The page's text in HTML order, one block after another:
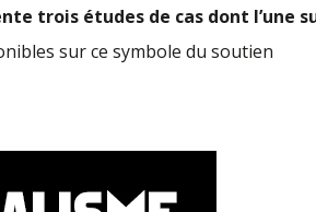
trois études de cas dont l’une
sur ce symbole du soutien